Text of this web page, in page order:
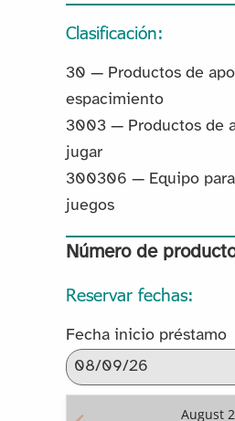
Clasificación:
30 — Productos de
espacimiento
3003 — Productos de
jugar
300306 — Equipo
juegos
Número de
Reservar fechas:
Fecha inicio préstamo
August